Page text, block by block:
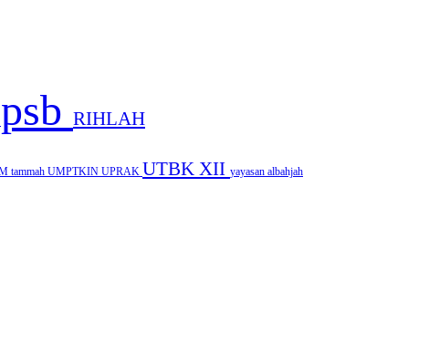
psb RIHLAH
tammah UMPTKIN UPRAK UTBK XII yayasan albahjah